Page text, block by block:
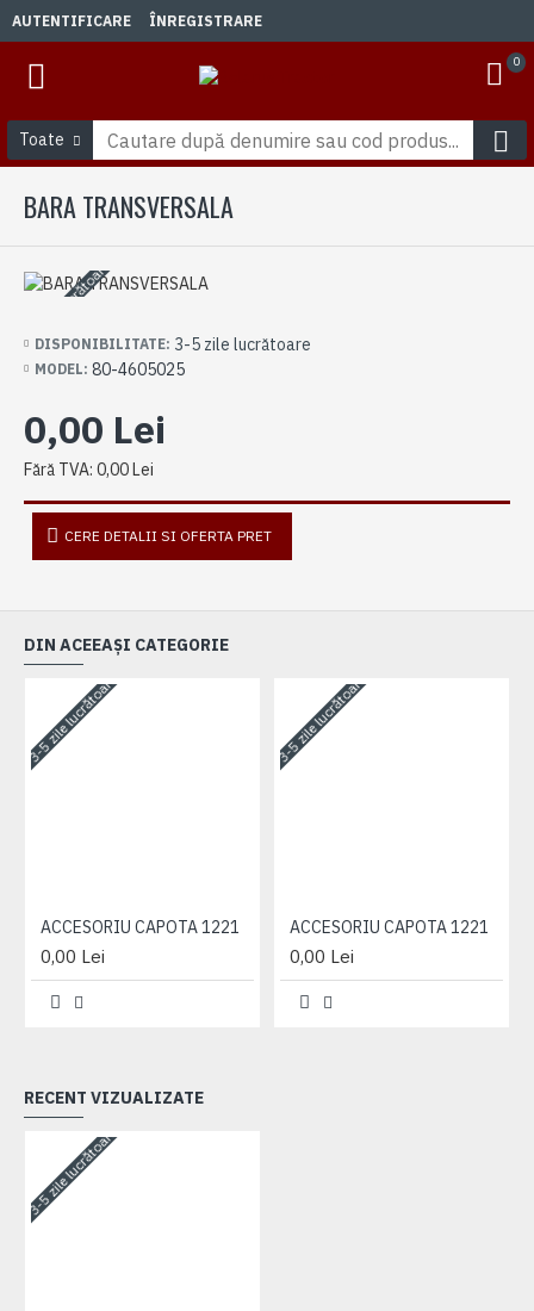
AUTENTIFICARE ÎNREGISTRARE
0
Toate
BARA TRANSVERSALA
3-5 zile lucrătoare
DISPONIBILITATE: 3-5 zile lucrătoare
MODEL: 80-4605025
0,00 Lei
Fără TVA: 0,00 Lei
CERE DETALII SI OFERTA PRET
DIN ACEEAȘI CATEGORIE
3-5 zile lucrătoare
ACCESORIU CAPOTA 1221
0,00 Lei
3-5 zile lucrătoare
ACCESORIU CAPOTA 1221
0,00 Lei
RECENT VIZUALIZATE
3-5 zile lucrătoare